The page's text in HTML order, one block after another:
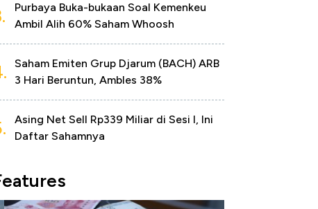
Purbaya Buka-bukaan Soal Kemenkeu
Ambil Alih 60% Saham Whoosh
Saham Emiten Grup Djarum (BACH) ARB
3 Hari Beruntun, Ambles 38%
Asing Net Sell Rp339 Miliar di Sesi I, Ini
Daftar Sahamnya